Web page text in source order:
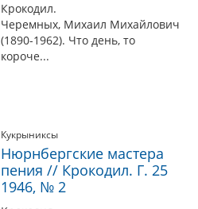
Крокодил.
Черемных, Михаил Михайлович
(1890-1962). Что день, то
короче...
Кукрыниксы
Нюрнбергские мастера
пения // Крокодил. Г. 25
1946, № 2